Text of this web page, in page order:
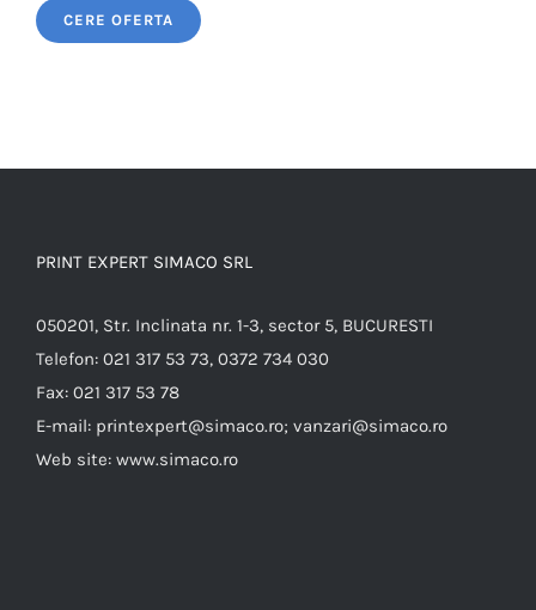
Please leave this field empty.
PRINT EXPERT SIMACO SRL
050201, Str. Inclinata nr. 1-3, sector 5, BUCURESTI
Telefon: 021 317 53 73, 0372 734 030
Fax: 021 317 53 78
E-mail: printexpert@simaco.ro; vanzari@simaco.ro
Web site: www.simaco.ro